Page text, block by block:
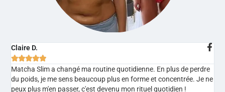
Claire D.

Matcha Slim a changé ma routine quotidienne. En plus de perdre
du poids, je me sens beaucoup plus en forme et concentrée. Je ne
peux plus m'en passer, c'est devenu mon rituel quotidien !